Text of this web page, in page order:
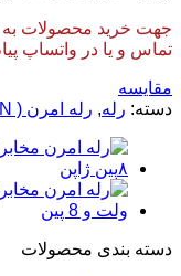
جهت خرید محصولات
تماس و یا در واتساپ
مقایسه
دسته: رله, رله امرن ( OMRON )
دسته‌ بندی محصولات